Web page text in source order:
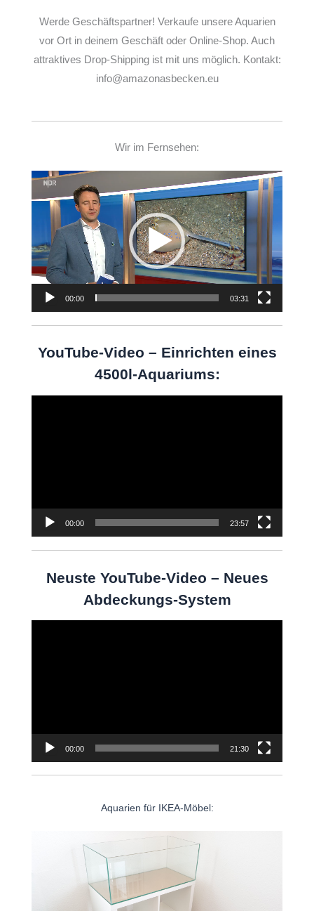
Werde Geschäftspartner! Verkaufe unsere Aquarien
vor Ort in deinem Geschäft oder Online-Shop. Auch
attraktives Drop-Shipping ist mit uns möglich. Kontakt:
info@amazonasbecken.eu
Wir im Fernsehen:
Player
00:00 03:31
YouTube-Video – Einrichten eines
4500l-Aquariums:
00:00 23:57
Neuste YouTube-Video – Neues
Abdeckungs-System
00:00 21:30
Aquarien für IKEA-Möbel: